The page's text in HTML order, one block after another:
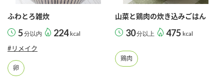
みりん風・料理酒 鍋用調味料
ブランド・スペシャルサイト トップ
商品ブランドサイト
企業情報
ふわとろ雑炊
5分以内 224 kcal
#リメイク
卵
山菜と鶏肉の炊き込みごはん
30分以上 475 kcal
鶏肉